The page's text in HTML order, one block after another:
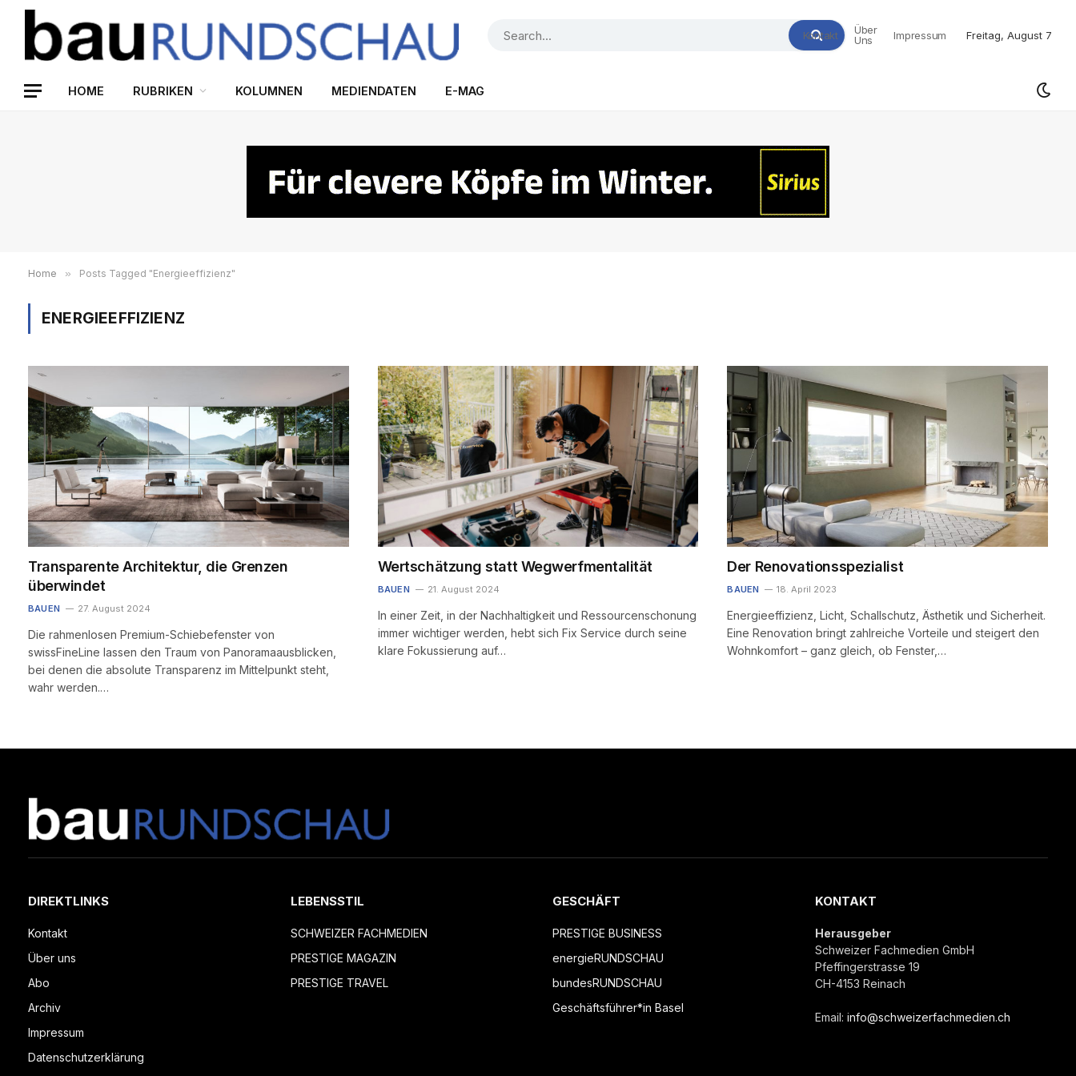
Kontakt
Über
Uns
Impressum Freitag, August 7
HOME RUBRIKEN KOLUMNEN MEDIENDATEN E-MAG
Home » Posts Tagged "Energieeffizienz"
ENERGIEEFFIZIENZ
Transparente Architektur, die Grenzen
überwindet
BAUEN 27. August 2024
Die rahmenlosen Premium-Schiebefenster von
swissFineLine lassen den Traum von Panoramaausblicken,
bei denen die absolute Transparenz im Mittelpunkt steht,
wahr werden.…
Wertschätzung statt Wegwerfmentalität
BAUEN 21. August 2024
In einer Zeit, in der Nachhaltigkeit und Ressourcenschonung
immer wichtiger werden, hebt sich Fix Service durch seine
klare Fokussierung auf…
Der Renovationsspezialist
BAUEN 18. April 2023
Energieeffizienz, Licht, Schallschutz, Ästhetik und Sicherheit.
Eine Renovation bringt zahlreiche Vorteile und steigert den
Wohnkomfort – ganz gleich, ob Fenster,…
DIREKTLINKS
Kontakt
Über uns
Abo
Archiv
Impressum
Datenschutzerklärung
LEBENSSTIL
SCHWEIZER FACHMEDIEN
PRESTIGE MAGAZIN
PRESTIGE TRAVEL
GESCHÄFT
PRESTIGE BUSINESS
energieRUNDSCHAU
bundesRUNDSCHAU
Geschäftsführer*in Basel
KONTAKT
Herausgeber
Schweizer Fachmedien GmbH
Pfeffingerstrasse 19
CH-4153 Reinach
Email: info@schweizerfachmedien.ch